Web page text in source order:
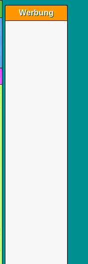
Werbung